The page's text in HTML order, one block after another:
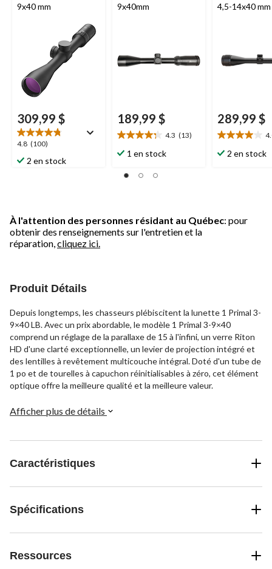
9x40 mm
309,99 $
4.8 (100)
4.8
étoile(s)
sur
2 en stock
9x40mm
189,99 $
4.3 (13)
4.3
étoile(s)
5.
1 en stock
4,5-14x40 mm
289,99 $
4.0
étoile(s)
2 en stock
À l'attention des personnes résidant au Québec: pour
obtenir des renseignements sur l'entretien et la
réparation, cliquez ici.
Produit Détails
Depuis longtemps, les chasseurs plébiscitent la lunette 1 Primal 3-
9×40 LB. Avec un prix abordable, le modèle 1 Primal 3-9×40
comprend un réglage de la parallaxe de 15 à l'infini, un verre Riton
HD d'une clarté exceptionnelle, un levier de projection intégré et
des lentilles à revêtement multicouche intégral. Doté d'un tube de
1 po et de tourelles à capuchon réinitialisables à zéro, cet élément
optique offre la meilleure qualité et la meilleure valeur.
Afficher plus de détails
Caractéristiques
Spécifications
Ressources